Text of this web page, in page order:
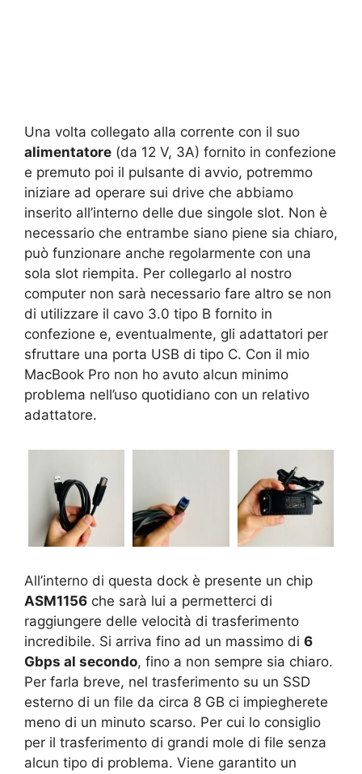
Una volta collegato alla corrente con il suo
alimentatore (da 12 V, 3A) fornito in confezione
e premuto poi il pulsante di avvio, potremmo
iniziare ad operare sui drive che abbiamo
inserito all’interno delle due singole slot. Non è
necessario che entrambe siano piene sia chiaro,
può funzionare anche regolarmente con una
sola slot riempita. Per collegarlo al nostro
computer non sarà necessario fare altro se non
di utilizzare il cavo 3.0 tipo B fornito in
confezione e, eventualmente, gli adattatori per
sfruttare una porta USB di tipo C. Con il mio
MacBook Pro non ho avuto alcun minimo
problema nell’uso quotidiano con un relativo
adattatore.
All’interno di questa dock è presente un chip
ASM1156 che sarà lui a permetterci di
raggiungere delle velocità di trasferimento
incredibile. Si arriva fino ad un massimo di 6
Gbps al secondo, fino a non sempre sia chiaro.
Per farla breve, nel trasferimento su un SSD
esterno di un file da circa 8 GB ci impiegherete
meno di un minuto scarso. Per cui lo consiglio
per il trasferimento di grandi mole di file senza
alcun tipo di problema. Viene garantito un